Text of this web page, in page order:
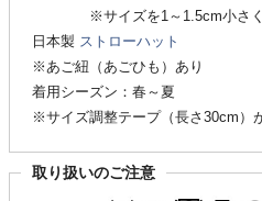
※サイズを1～1.5cm小さく
日本製 ストローハット
※あご紐（あごひも）あり
着用シーズン：春～夏
※サイズ調整テープ（長さ30cm）
取り扱いのご注意